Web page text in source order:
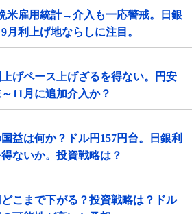
米雇用統計→介入も一応警戒。日銀
利上げ地ならしに注目。
げペース上げざるを得ない。円安
11月に追加介入か？
益は何か？ドル円157円台。日銀利
ないか。投資戦略は？
こまで下がる？投資戦略は？ドル